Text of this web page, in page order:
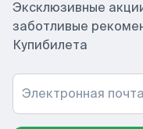
Эксклюзивные
заботливые
Купибилета
Электронная почта